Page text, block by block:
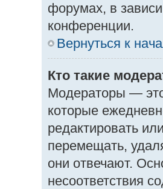
форумах, в
конференции.
Вернуться к
Кто такие
Модераторы —
которые
редактировать
перемещать,
они отвечают.
несоответствия